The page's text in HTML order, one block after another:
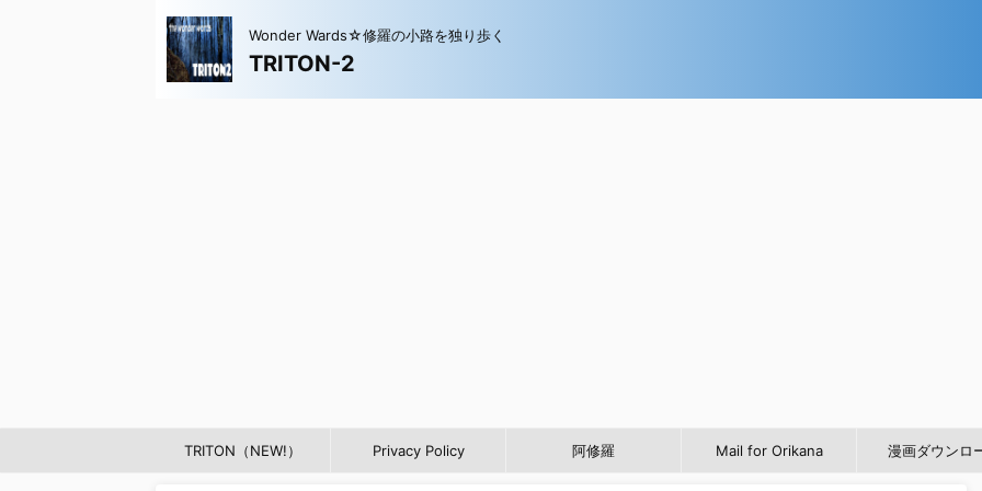
Wonder Wards☆修羅の小路を独り歩く
TRITON-2
TRITON（NEW!） Privacy Policy 阿修羅 Mail for Orikana 漫画ダウンロ